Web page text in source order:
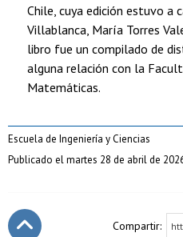
Chile, cuya edición estuvo a
Villablanca, María Torres
libro fue un compilado de
alguna relación con la
Matemáticas.
Escuela de Ingeniería y Ciencias
Publicado el martes 28 de abril de
Compartir: